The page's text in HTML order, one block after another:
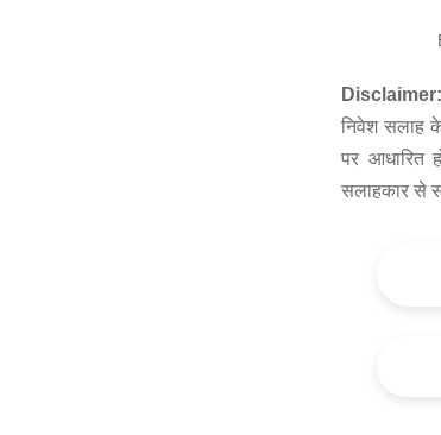
Disclaimer:
निवेश सलाह के
पर आधारित
सलाहकार से